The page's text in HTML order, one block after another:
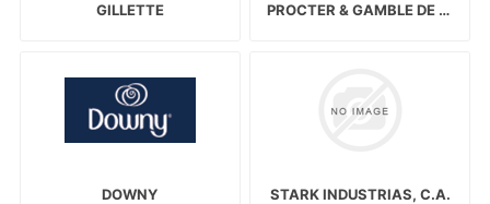
GILLETTE PROCTER & GAMBLE DE VENEZUELA, S.C.A.
DOWNY STARK INDUSTRIAS, C.A.